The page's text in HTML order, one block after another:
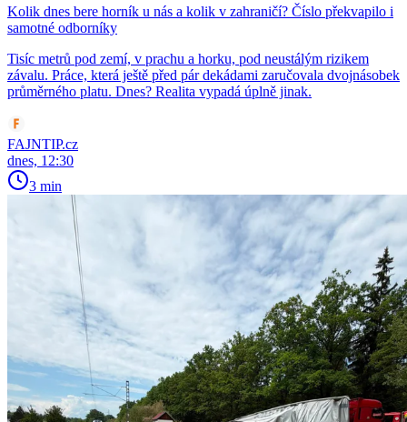
Kolik dnes bere horník u nás a kolik v zahraničí? Číslo překvapilo i
samotné odborníky
Tisíc metrů pod zemí, v prachu a horku, pod neustálým rizikem
závalu. Práce, která ještě před pár dekádami zaručovala dvojnásobek
průměrného platu. Dnes? Realita vypadá úplně jinak.
FAJNTIP.cz
dnes, 12:30
3 min